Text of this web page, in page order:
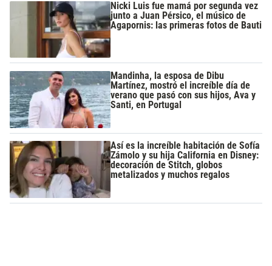
Nicki Luis fue mamá por segunda vez
junto a Juan Pérsico, el músico de
Agapornis: las primeras fotos de Bauti
Mandinha, la esposa de Dibu
Martínez, mostró el increíble día de
verano que pasó con sus hijos, Ava y
Santi, en Portugal
Así es la increíble habitación de Sofía
Zámolo y su hija California en Disney:
decoración de Stitch, globos
metalizados y muchos regalos